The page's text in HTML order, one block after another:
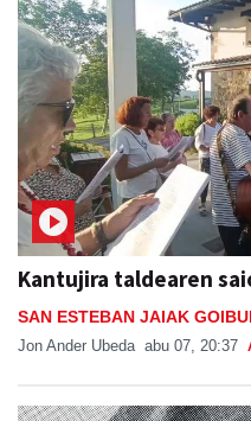
Kantujira taldearen
Jon Ander Ubeda